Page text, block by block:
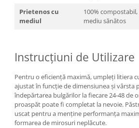
Prietenos cu
mediul
100%
mediu sănătos
Instrucțiuni de Utilizare
Pentru o eficiență maximă, umpleți litiera
ajustat în funcție de dimensiunea și vârsta
îndepărtarea bulgărilor la fiecare 24-48 de
proaspăt poate fi completat la nevoie.
uscat pentru a menține performanța
formarea de mirosuri neplăcute.